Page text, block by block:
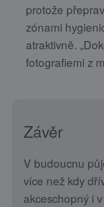
protože
zónami
atraktivně.
fotografiemi z
Závěr
V budoucnu
více než kdy
akceschopný i